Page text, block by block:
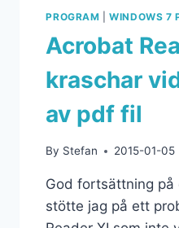
PROGRAM |WINDOWS 7
Acrobat
kraschar
av pdf fil
By Stefan 2015-01-05
God fortsättning på
stötte jag på ett